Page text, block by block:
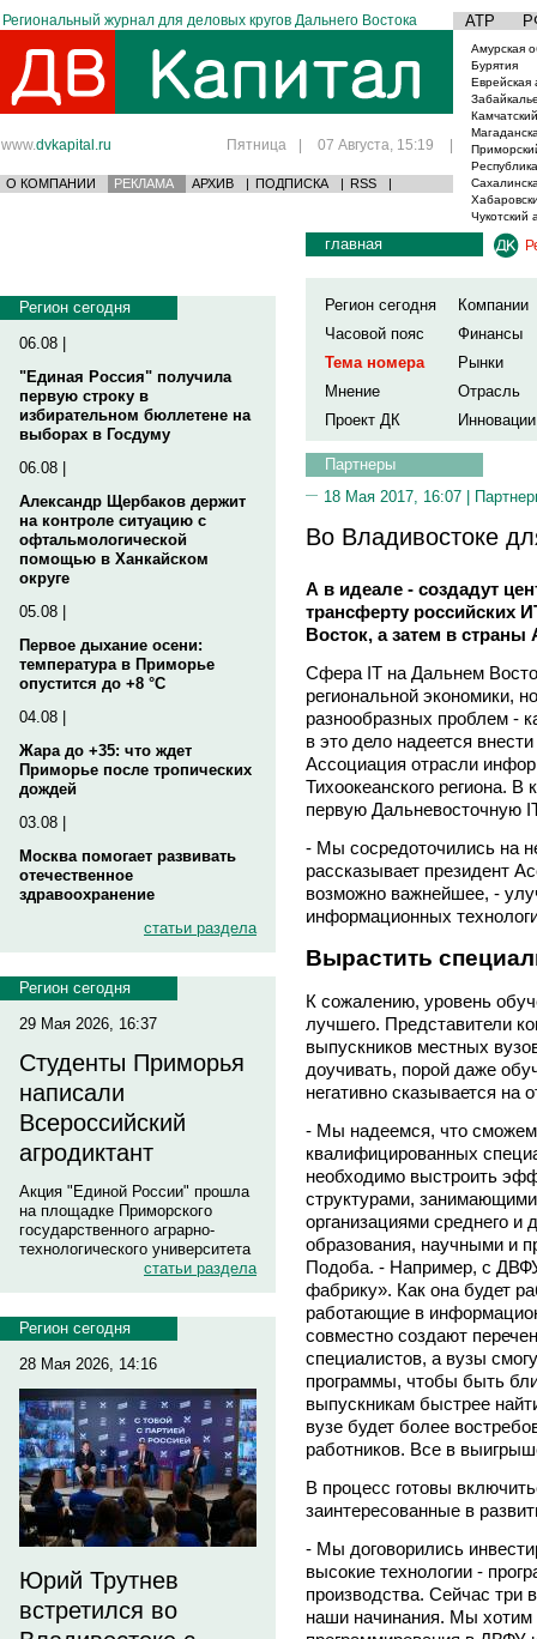
Региональный журнал для деловых кругов Дальнего Востока АТР
www.dvkapital.ru Пятница | 07 Августа, 15:19 |
О КОМПАНИИ РЕКЛАМА АРХИВ | ПОДПИСКА | RSS |
Амурская
Бурятия
Еврейская
Чукотский
Регион сегодня
06.08 |
"Единая Россия" получила
первую строку в
избирательном бюллетене на
выборах в Госдуму
06.08 |
Александр Щербаков держит
на контроле ситуацию с
офтальмологической
помощью в Ханкайском
округе
05.08 |
Первое дыхание осени:
температура в Приморье
опустится до +8 °C
04.08 |
Жара до +35: что ждет
Приморье после тропических
дождей
03.08 |
Москва помогает развивать
отечественное
здравоохранение
статьи раздела
Регион сегодня
29 Мая 2026, 16:37
Студенты Приморья
написали
Всероссийский
агродиктант
Акция "Единой России" прошла
на площадке Приморского
государственного аграрно-
технологического университета
статьи раздела
Регион сегодня
28 Мая 2026, 14:16
Юрий Трутнев
встретился во
главная
Регион сегодня
Компании
Часовой пояс
Финансы
Тема номера
Рынки
Мнение
Отрасль
Проект ДК
Инновации
Партнеры
18 Мая 2017, 16:07 |
Во Владивостоке
А в идеале - создадут
трансферту российских
Восток, а затем в страны
Сфера IT на Дальнем
региональной экономики,
разнообразных проблем -
в это дело надеется
Ассоциация отрасли
Тихоокеанского региона.
первую Дальневосточную
- Мы сосредоточились на
рассказывает президент
возможно важнейшее, -
информационных
Вырастить
К сожалению, уровень
лучшего. Представители
выпускников местных
доучивать, порой даже
негативно сказывается на
- Мы надеемся, что сможем
квалифицированных
необходимо выстроить
структурами,
организациями среднего и
образования, научными и
Подоба. - Например, с
фабрику». Как она будет
работающие в
совместно создают
специалистов, а вузы
программы, чтобы быть
выпускникам быстрее
вузе будет более
работников. Все в
В процесс готовы
заинтересованные в
- Мы договорились
высокие технологии -
производства. Сейчас три
наши начинания. Мы хотим